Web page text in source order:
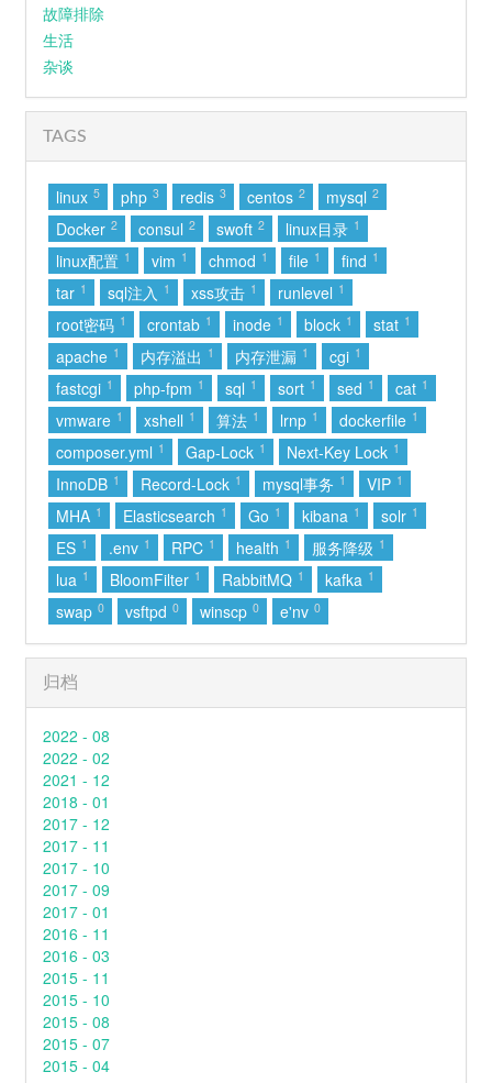
38 拼接乌托邦
39
43
44 有我呢
45 静音恋人 (两颗缠绕的心)
46 Always Online
47 讨厌 芮恩
48 愿与愁 林俊杰
49 盛夏的果实 莫文蔚
51 离开我的依赖
52 爱情讯息
53 再等冬天(Memories)
54 零距离的思念
55 最佳损友
56 有些 颜人中
58 沦陷
60 你
61 其实
63 出现又离开 (Live)
64 夏夜最后的烟火
65 演员
66 12.31
67 浆果
故障排除
生活
杂谈
TAGS
linux 5 php 3 redis 3 centos 2 mysql 2
Docker 2 consul 2 swoft 2 linux目录 1
linux配置 1 vim 1 chmod 1 file 1 find 1
tar 1 sql注入 1 xss攻击 1 runlevel 1
root密码 1 crontab 1 inode 1 block 1 stat 1
apache 1 内存溢出 1 内存泄漏 1 cgi 1
fastcgi 1 php-fpm 1 sql 1 sort 1 sed 1 cat 1
vmware 1 xshell 1 算法 1 lrnp 1 dockerfile 1
composer.yml 1 Gap-Lock 1 Next-Key Lock 1
InnoDB 1 Record-Lock 1 mysql事务 1 VIP 1
MHA 1 Elasticsearch 1 Go 1 kibana 1 solr 1
ES 1 .env 1 RPC 1 health 1 服务降级 1
lua 1 BloomFilter 1 RabbitMQ 1 kafka 1
swap 0 vsftpd 0 winscp 0 e'nv 0
归档
2022 - 08
2022 - 02
2021 - 12
2018 - 01
2017 - 12
2017 - 11
2017 - 10
2017 - 09
2017 - 01
2016 - 11
2016 - 03
2015 - 11
2015 - 10
2015 - 08
2015 - 07
2015 - 04